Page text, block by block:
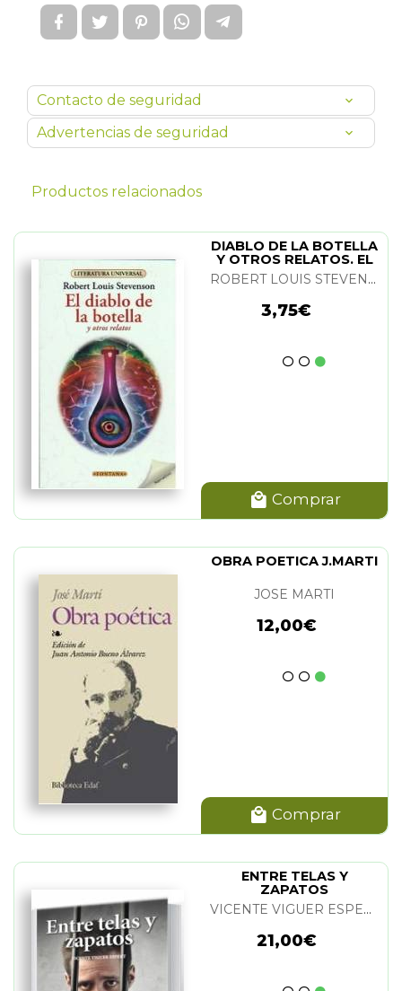
Contacto de seguridad
Advertencias de seguridad
Productos relacionados
DIABLO DE LA BOTELLA
Y OTROS RELATOS. EL
ROBERT LOUIS STEVENSON
3,75€
Comprar
OBRA POETICA J.MARTI
JOSE MARTI
12,00€
Comprar
ENTRE TELAS Y
ZAPATOS
VICENTE VIGUER ESPERT
21,00€